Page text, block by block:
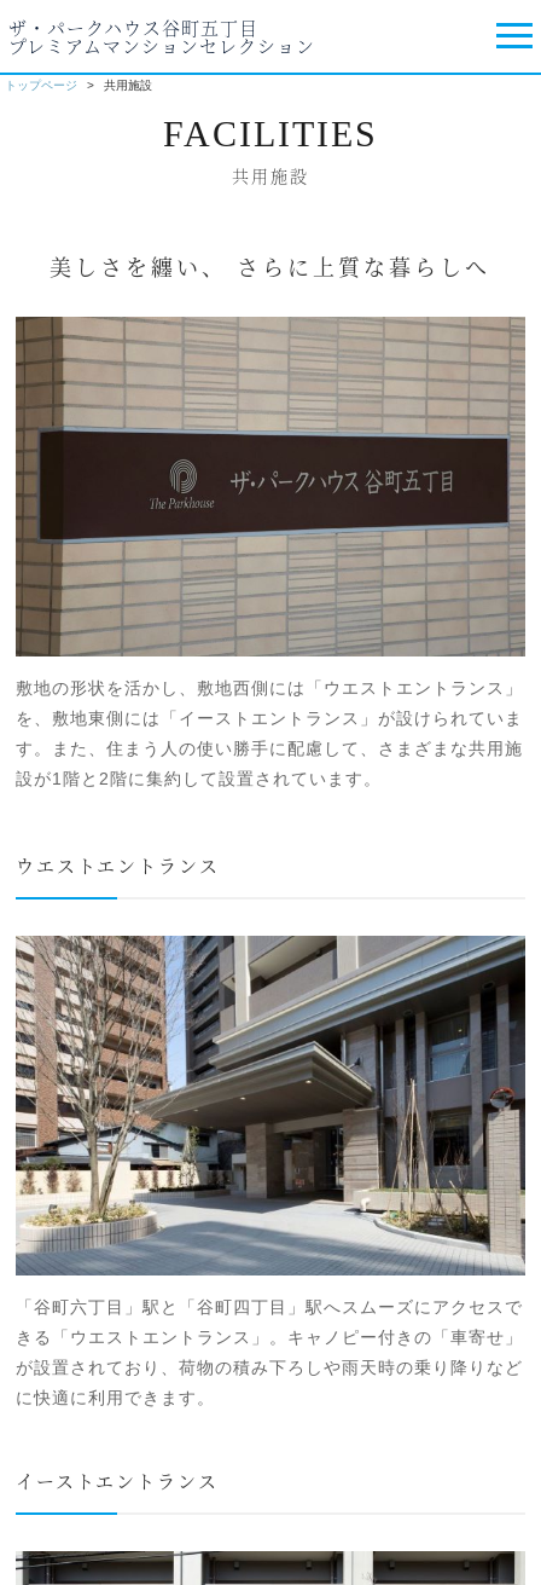
ザ・パークハウス谷町五丁目
プレミアムマンションセレクション
トップページ 共用施設
FACILITIES
共用施設
美しさを纏い、 さらに上質な暮らしへ
敷地の形状を活かし、敷地西側には「ウエストエントランス」
を、敷地東側には「イーストエントランス」が設けられていま
す。また、住まう人の使い勝手に配慮して、さまざまな共用施
設が1階と2階に集約して設置されています。
ウエストエントランス
「谷町六丁目」駅と「谷町四丁目」駅へスムーズにアクセスで
きる「ウエストエントランス」。キャノピー付きの「車寄せ」
が設置されており、荷物の積み下ろしや雨天時の乗り降りなど
に快適に利用できます。
イーストエントランス